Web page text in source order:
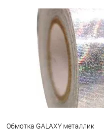
В
Купить в 1 клик
В избранное
Обмотка GALAXY металлик